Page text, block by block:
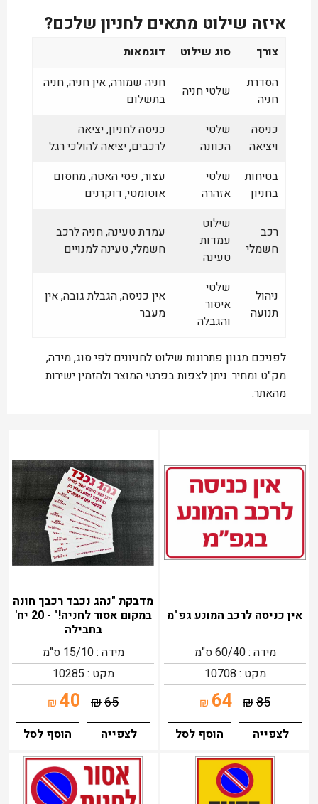
איזה שילוט מתאים לחניון שלכם?
צורך סוג שילוט
דוגמאות
הסדרת
חניה
שלטי חניה
חניה שמורה, אין חניה, חניה
בתשלום
כניסה
ויציאה
שלטי
הכוונה
כניסה לחניון, יציאה
לרכבים, יציאה להולכי רגל
בטיחות
בחניון
שלטי
אזהרה
עצור, פסי האטה, מחסום
אוטומטי, דוקרנים
רכב
חשמלי
שילוט
עמדות
טעינה
עמדת טעינה, חניה לרכב
חשמלי, טעינה למנויים
ניהול
תנועה
שלטי
איסור
והגבלה
אין כניסה, הגבלת גובה, אין
מעבר
לפניכם מגוון פתרונות שילוט לחניונים לפי סוג, מידה,
מק"ט ומחיר. ניתן לצפות בפרטי המוצר ולהזמין ישירות
מהאתר.
אין כניסה לרכב המונע גפ"מ
מידה : 60/40 ס"מ
מקט : 10708
85
₪
64
₪
לצפייה
הוסף לסל
מדבקת "נהג נכבד רכבך חונה
במקום אסור לחניה!" - 20 יח'
בחבילה
מידה : 15/10 ס"מ
מקט : 10285
65
₪
40
₪
לצפייה
הוסף לסל